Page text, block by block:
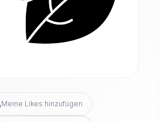
Meine Likes hinzufügen